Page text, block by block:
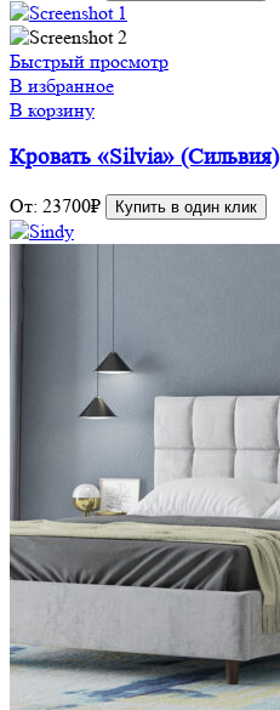
Быстрый просмотр
В избранное
В корзину
Кровать «Silvia» (Сильвия)
От: 23700₽ Купить в один клик